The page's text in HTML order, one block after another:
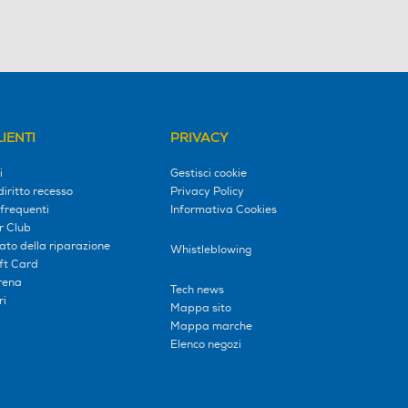
recesso
Club
della riparazione
Card
PRIVACY
Gestisci cookie
Privacy Policy
Informativa Cookies
Whistleblowing
Tech news
Mappa sito
Mappa marche
Elenco negozi